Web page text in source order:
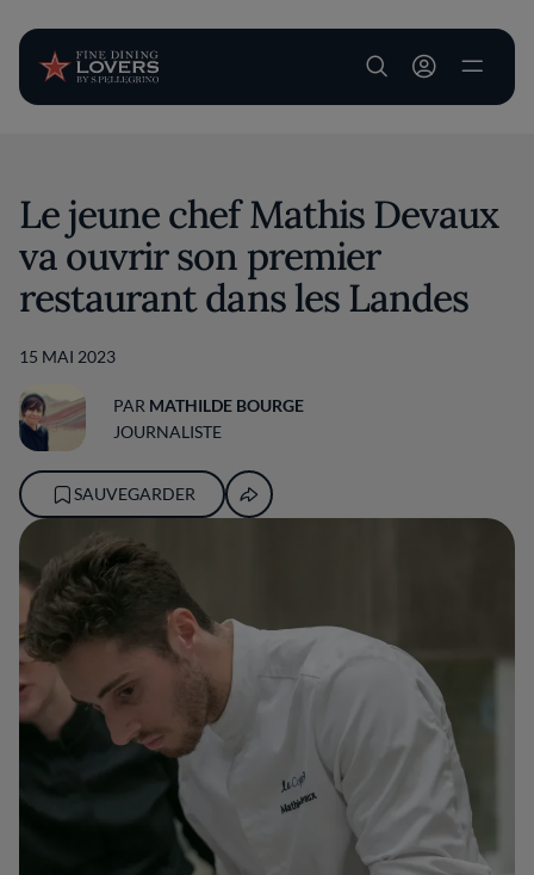
User account
Le jeune chef Mathis Devaux
va ouvrir son premier
restaurant dans les Landes
15 MAI 2023
PAR MATHILDE BOURGE
JOURNALISTE
SAUVEGARDER